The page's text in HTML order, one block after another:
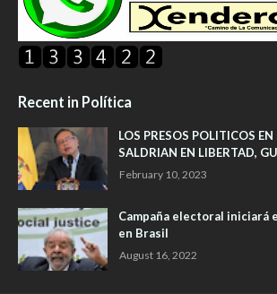
Recent in Política
LOS PRESOS POLITICOS
SALDRIAN EN LIBERTAD,
February 10, 2023
Campaña electoral iniciará
en Brasil
August 16, 2022